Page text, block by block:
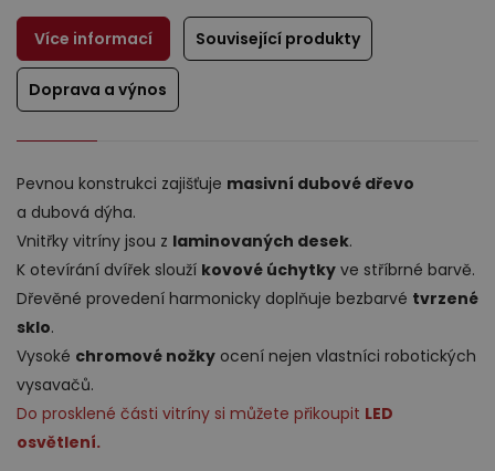
Více informací Související produkty
Doprava a výnos
Pevnou konstrukci zajišťuje masivní dubové dřevo
a dubová dýha.
Vnitřky vitríny jsou z laminovaných desek.
K otevírání dvířek slouží kovové úchytky ve stříbrné barvě.
Dřevěné provedení harmonicky doplňuje bezbarvé tvrzené
sklo.
Vysoké chromové nožky ocení nejen vlastníci robotických
vysavačů.
Do prosklené části vitríny si můžete přikoupit LED
osvětlení.